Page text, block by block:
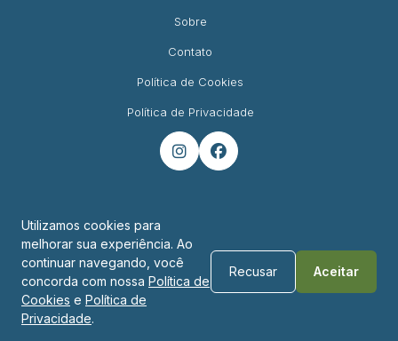
Sobre
Contato
Política de Cookies
Política de Privacidade
 
Endereço
R. Padre Montoya, 450 - Foz do Iguaçu - PR
Utilizamos cookies para
melhorar sua experiência. Ao
continuar navegando, você
concorda com nossa Política de
Cookies e Política de
Privacidade.
Recusar Aceitar